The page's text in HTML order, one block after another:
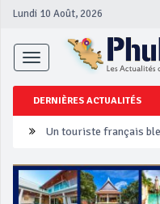
Lundi 10 Août, 2026
Toggle
navigation
DERNIÈRES ACTUALITÉS
Un touriste français
Phuket Peranakan
‘Phuket Eye’ assurera